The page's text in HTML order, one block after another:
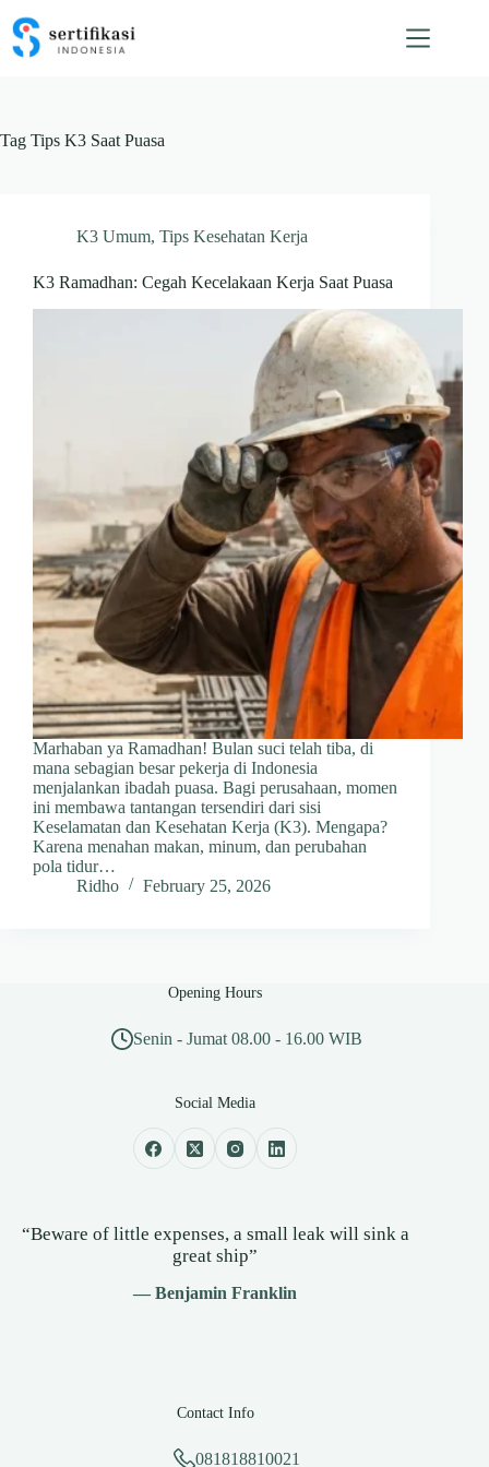
content
Tag Tips K3 Saat Puasa
K3 Umum, Tips Kesehatan Kerja
K3 Ramadhan: Cegah Kecelakaan Kerja Saat Puasa
Marhaban ya Ramadhan! Bulan suci telah tiba, di
mana sebagian besar pekerja di Indonesia
menjalankan ibadah puasa. Bagi perusahaan, momen
ini membawa tantangan tersendiri dari sisi
Keselamatan dan Kesehatan Kerja (K3). Mengapa?
Karena menahan makan, minum, dan perubahan
pola tidur…
Ridho
February 25, 2026
Opening Hours
Senin - Jumat 08.00 - 16.00 WIB
Social Media
“Beware of little expenses, a small leak will sink a
great ship”
— Benjamin Franklin
Contact Info
081818810021